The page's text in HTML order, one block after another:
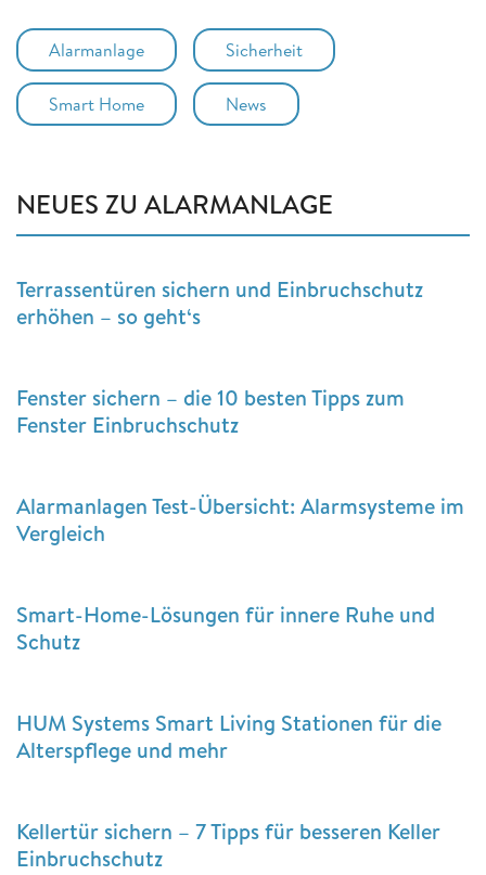
Alarmanlage Sicherheit
Smart Home News
NEUES ZU ALARMANLAGE
Terrassentüren sichern und Einbruchschutz
erhöhen – so geht‘s
Fenster sichern – die 10 besten Tipps zum
Fenster Einbruchschutz
Alarmanlagen Test-Übersicht: Alarmsysteme im
Vergleich
Smart-Home-Lösungen für innere Ruhe und
Schutz
HUM Systems Smart Living Stationen für die
Alterspflege und mehr
Kellertür sichern – 7 Tipps für besseren Keller
Einbruchschutz